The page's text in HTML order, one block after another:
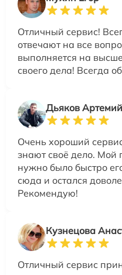
Отличный сервис!
отвечают на все
выполняется на
своего дела! Всегда
Дьяков Артемий
Очень хороший
знают своё дело. Мой
нужно было быстро
сюда и остался
Рекомендую!
Кузнецова
Отличный сервис